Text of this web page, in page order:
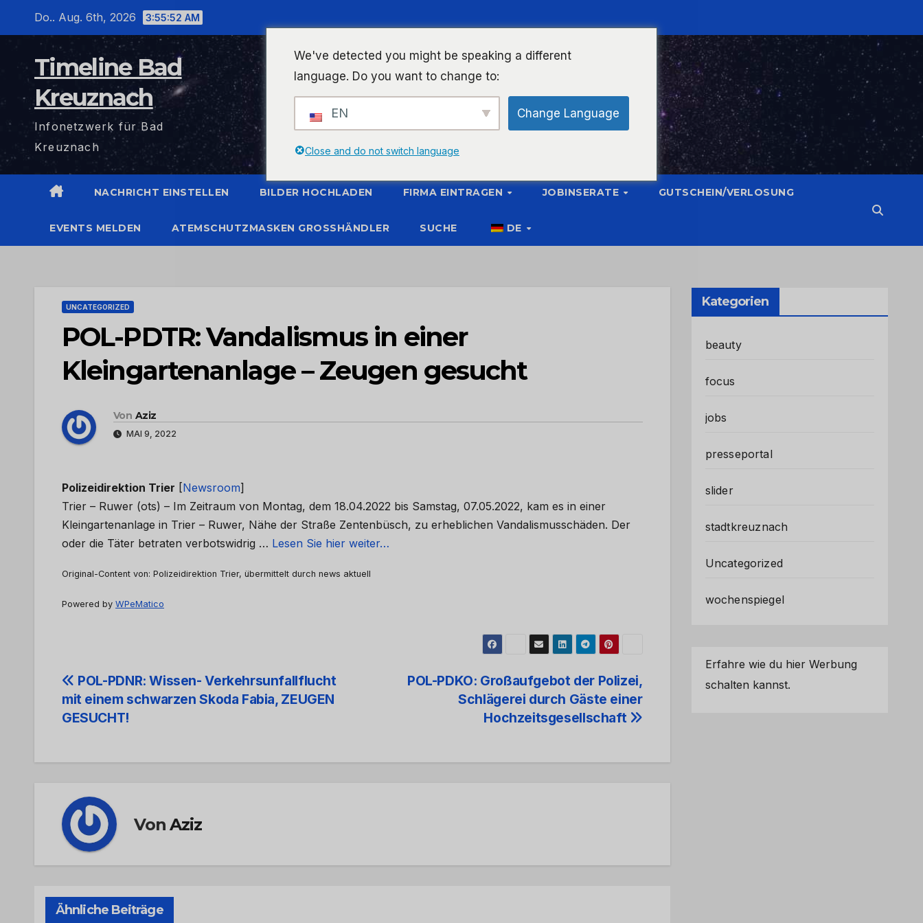
Do.. Aug. 6th, 2026 3:55:52 AM
Timeline Bad
Kreuznach
Infonetzwerk für Bad
Kreuznach
NACHRICHT EINSTELLEN BILDER HOCHLADEN FIRMA EINTRAGEN JOBINSERATE GUTSCHEIN/VERLOSUNG
EVENTS MELDEN ATEMSCHUTZMASKEN GROSSHÄNDLER SUCHE DE
UNCATEGORIZED
POL-PDTR: Vandalismus in einer
Kleingartenanlage – Zeugen gesucht
Von Aziz
MAI 9, 2022
Polizeidirektion Trier [Newsroom]
Trier – Ruwer (ots) – Im Zeitraum von Montag, dem 18.04.2022 bis Samstag, 07.05.2022, kam es in einer
Kleingartenanlage in Trier – Ruwer, Nähe der Straße Zentenbüsch, zu erheblichen Vandalismusschäden. Der
oder die Täter betraten verbotswidrig … Lesen Sie hier weiter…
Original-Content von: Polizeidirektion Trier, übermittelt durch news aktuell
Powered by WPeMatico
Beitrags-
Navigation
POL-PDKO: Großaufgebot der Polizei,
Schlägerei durch Gäste einer
Hochzeitsgesellschaft
POL-PDNR: Wissen- Verkehrsunfallflucht
mit einem schwarzen Skoda Fabia, ZEUGEN
GESUCHT!
VonAziz
Ähnliche Beiträge
Kategorien
beauty
focus
jobs
presseportal
slider
stadtkreuznach
Uncategorized
wochenspiegel
Erfahre wie du hier Werbung
schalten kannst.
We've detected you might be speaking a different
language. Do you want to change to:
EN Change Language
Close and do not switch language